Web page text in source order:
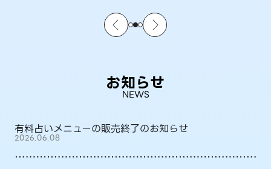
お知らせ
NEWS
有料占いメニューの販売終了のお知らせ
2026.06.08